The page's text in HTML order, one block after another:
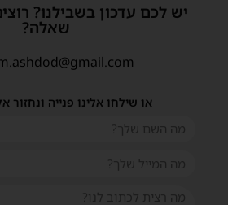
יש לכם עדכון בשבילנו?
שאלה?
או שילחו אלינו פנייה ונחזור